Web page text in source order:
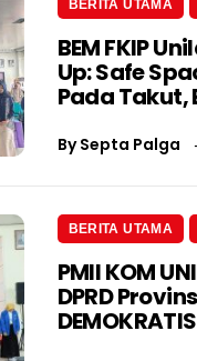
BERITA UTAMA
BEM FKIP
Up: Safe
Pada Takut,
BySepta Palga
BERITA UTAMA
PMII KOM
DPRD